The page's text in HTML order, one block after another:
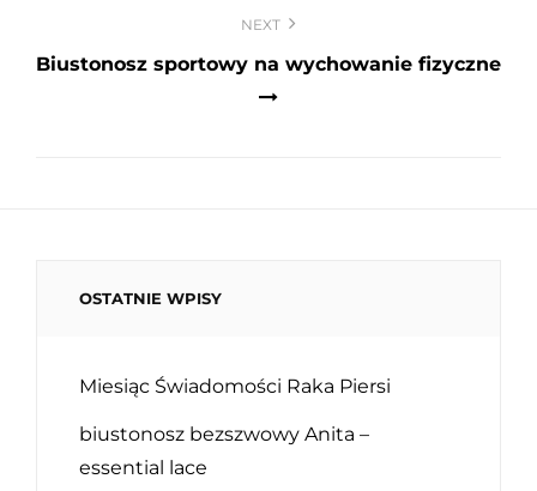
NEXT
Biustonosz sportowy na wychowanie fizyczne
OSTATNIE WPISY
Miesiąc Świadomości Raka Piersi
biustonosz bezszwowy Anita –
essential lace